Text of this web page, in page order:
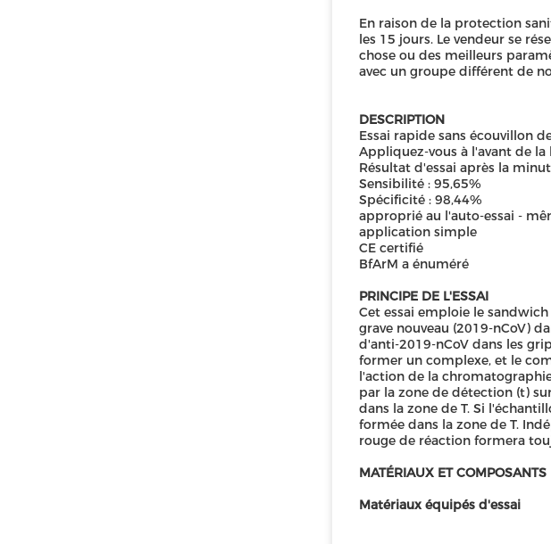
En raison de la protection
les 15 jours. Le vendeur se
chose ou des meilleurs
avec un groupe différent de
DESCRIPTION
Essai rapide sans écouvillon
Appliquez-vous à l'avant de
Résultat d'essai après la
Sensibilité : 95,65%
Spécificité : 98,44%
approprié au l'auto-essai -
application simple
CE certifié
BfArM a énuméré
PRINCIPE DE L'ESSAI
Cet essai emploie le
grave nouveau (2019-nCoV)
d'anti-2019-nCoV dans les
former un complexe, et le
l'action de la
par la zone de détection (t)
dans la zone de T. Si
formée dans la zone de T.
rouge de réaction formera
MATÉRIAUX ET COMPOSANTS
Matériaux équipés d'essai